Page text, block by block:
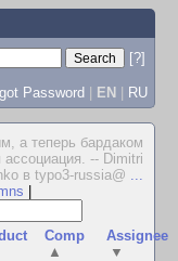
[?]
Password | EN | RU
а теперь бардаком
ассоциация. -- Dimitri
в typo3-russia@ ...
Comp
▲
Assignee
▼